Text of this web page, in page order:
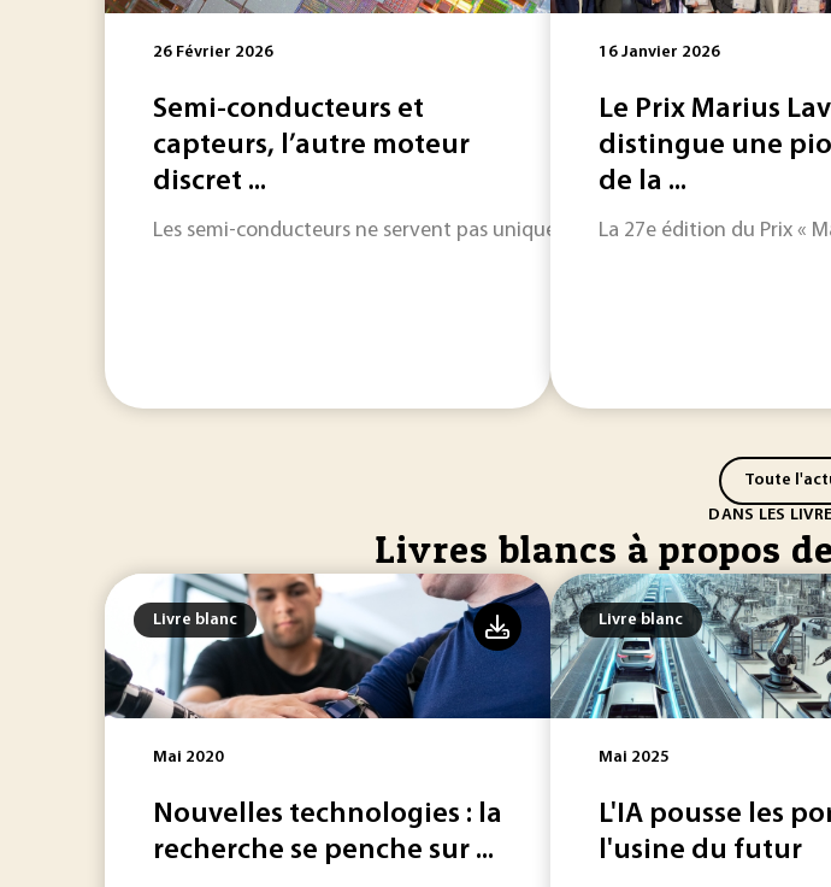
26 Février 2026
Semi-conducteurs et
capteurs, l’autre moteur
discret ...
Les semi-conducteurs ne servent pas uniquement à calculer et à stocker.
16 Janvier 2026
Le Prix Marius
distingue une
de la ...
La 27e édition du Prix «
Toute
DANS LES
Livres blancs à propos
Livre blanc
Mai 2020
Nouvelles technologies : la
recherche se penche sur ...
Livre blanc
Mai 2025
L'IA pousse les
l'usine du futur